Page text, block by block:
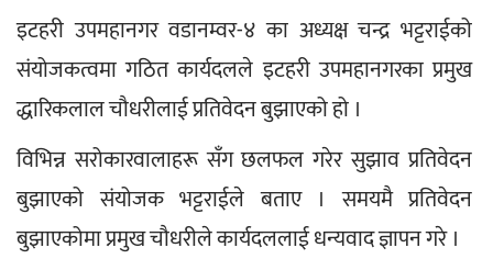
इटहरी उपमहानगर वडानम्वर-४ का अध्यक्ष चन्द्र भट्टराईको
संयोजकत्वमा गठित कार्यदलले इटहरी उपमहानगरका प्रमुख
द्धारिकलाल चौधरीलाई प्रतिवेदन बुझाएको हो ।
विभिन्न सरोकारवालाहरू सँग छलफल गरेर सुझाव प्रतिवेदन
बुझाएको संयोजक भट्टराईले बताए । समयमै प्रतिवेदन
बुझाएकोमा प्रमुख चौधरीले कार्यदललाई धन्यवाद ज्ञापन गरे ।